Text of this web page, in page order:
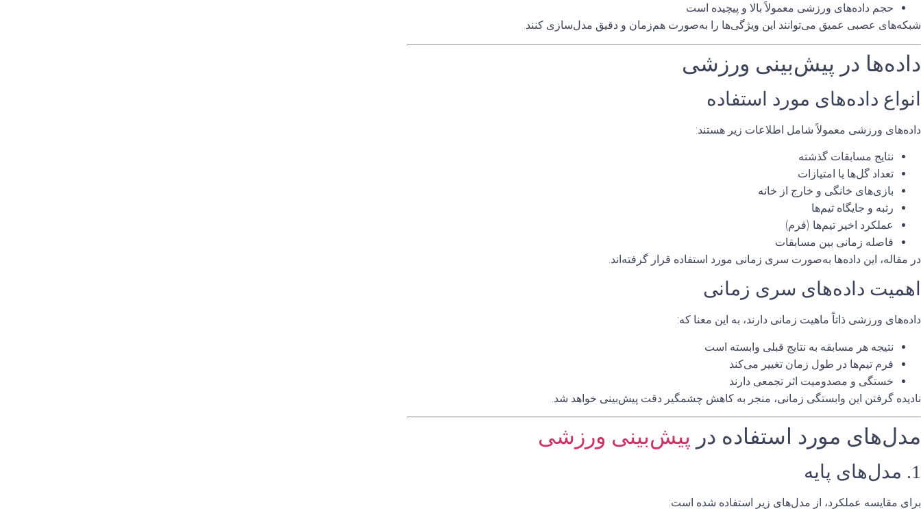
حجم داده‌های ورزشی معمولاً بالا و پیچیده است
شبکه‌های عصبی عمیق می‌توانند این ویژگی‌ها را به‌صورت هم‌زمان و دقیق مدل‌سازی کنند.
داده‌ها در پیش‌بینی ورزشی
انواع داده‌های مورد استفاده
داده‌های ورزشی معمولاً شامل اطلاعات زیر هستند:
نتایج مسابقات گذشته
تعداد گل‌ها یا امتیازات
بازی‌های خانگی و خارج از خانه
رتبه و جایگاه تیم‌ها
عملکرد اخیر تیم‌ها (فرم)
فاصله زمانی بین مسابقات
در مقاله، این داده‌ها به‌صورت سری زمانی مورد استفاده قرار گرفته‌اند.
اهمیت داده‌های سری زمانی
داده‌های ورزشی ذاتاً ماهیت زمانی دارند، به این معنا که:
نتیجه هر مسابقه به نتایج قبلی وابسته است
فرم تیم‌ها در طول زمان تغییر می‌کند
خستگی و مصدومیت اثر تجمعی دارند
نادیده گرفتن این وابستگی زمانی، منجر به کاهش چشمگیر دقت پیش‌بینی خواهد شد.
مدل‌های مورد استفاده در پیش‌بینی ورزشی
1. مدل‌های پایه
برای مقایسه عملکرد، از مدل‌های زیر استفاده شده است: